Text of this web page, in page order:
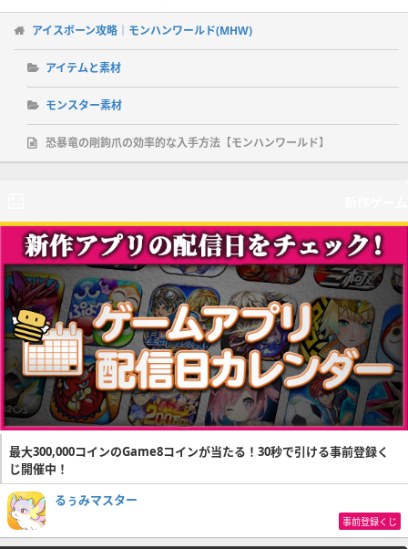
アイスボーン攻略｜モンハンワールド(MHW)
アイテムと素材
モンスター素材
恐暴竜の剛鉤爪の効率的な入手方法【モンハンワールド】
最大300,000コインのGame8コインが当たる！30秒で引ける事前登録く
じ開催中！
るぅみマスター
事前登録くじ